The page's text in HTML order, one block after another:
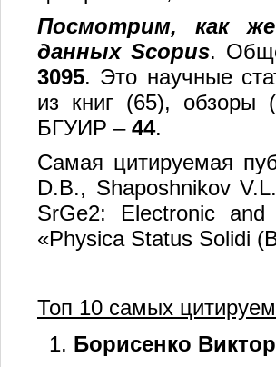
Посмотрим, как
данных Scopus.
3095. Это научные
из книг (65), обзоры
БГУИР – 44.
Самая цитируемая
D.B., Shaposhnikov
SrGe2: Electronic and
«Physica Status Solidi
Топ 10 самых
Борисенко